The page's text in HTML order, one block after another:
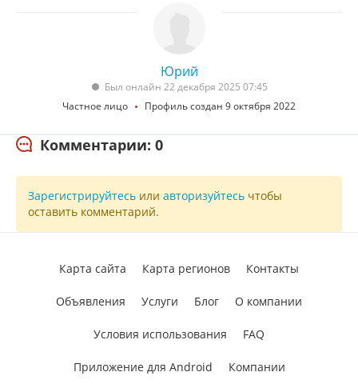
Юрий
Был онлайн 22 декабря 2025 07:45
Частное лицо
Профиль создан 9 октября 2022
Комментарии: 0
Зарегистрируйтесь или авторизуйтесь чтобы
оставить комментарий.
Карта сайта Карта регионов Контакты
Объявления Услуги Блог О компании
Условия использования FAQ
Приложение для Android Компании